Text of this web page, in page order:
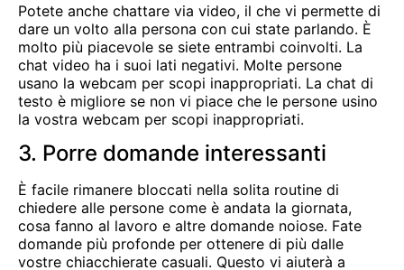
Potete anche chattare via video, il che vi permette di
dare un volto alla persona con cui state parlando. È
molto più piacevole se siete entrambi coinvolti. La
chat video ha i suoi lati negativi. Molte persone
usano la webcam per scopi inappropriati. La chat di
testo è migliore se non vi piace che le persone usino
la vostra webcam per scopi inappropriati.
3. Porre domande interessanti
È facile rimanere bloccati nella solita routine di
chiedere alle persone come è andata la giornata,
cosa fanno al lavoro e altre domande noiose. Fate
domande più profonde per ottenere di più dalle
vostre chiacchierate casuali. Questo vi aiuterà a